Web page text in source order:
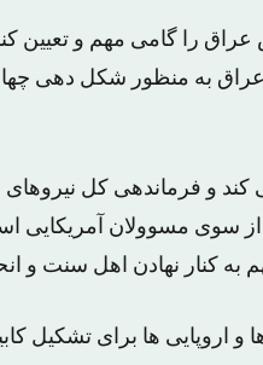
را گامی مهم و تعیین
به منظور شکل دهی
عراق حکومت می کند و فرماندهی کل
سوی مسوولان آمریکایی
به کنار نهادن اهل سنت
و اروپایی ها برای تشکیل